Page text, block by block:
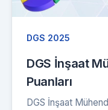
DGS 2025
DGS İnşaat
Puanları
DGS İnşaat